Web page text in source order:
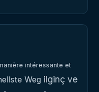
intéressante et
Weg ilginç ve